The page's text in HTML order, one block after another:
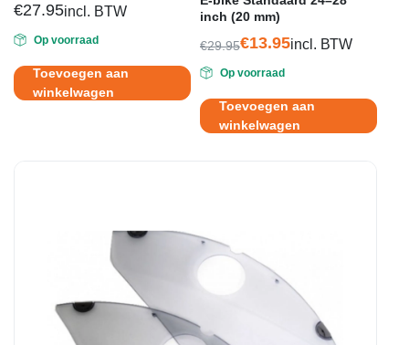
€27.95incl. BTW
Op voorraad
Toevoegen aan
winkelwagen
inch (20 mm)
€29.95
prijs
was:
€29.95.
€13.95
prijs
is:
€13.95.
incl. BTW
Op voorraad
Toevoegen aan
winkelwagen